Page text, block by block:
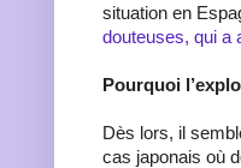
situation en
douteuses, qui a
Pourquoi
Dès lors, il
cas japonais où